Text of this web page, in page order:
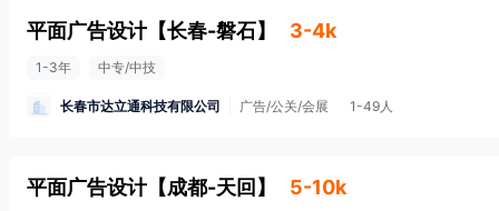
平面广告设计 【长春-磐石】 3-4k
1-3年 中专/中技
长春市达立通科技有限公司 广告/公关/会展 1-49人
平面广告设计 【成都-天回 】 5-10k